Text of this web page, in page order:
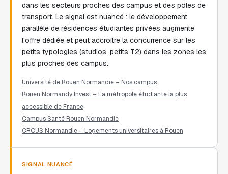
dans les secteurs proches des campus et des pôles de
transport. Le signal est nuancé : le développement
parallèle de résidences étudiantes privées augmente
l'offre dédiée et peut accroître la concurrence sur les
petits typologies (studios, petits T2) dans les zones les
plus proches des campus.
Université de Rouen Normandie – Nos campus
Rouen Normandy Invest – La métropole étudiante la plus
accessible de France
Campus Santé Rouen Normandie
CROUS Normandie – Logements universitaires à Rouen
SIGNAL NUANCÉ